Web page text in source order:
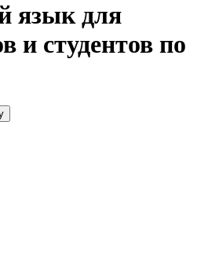
язык для
и студентов по